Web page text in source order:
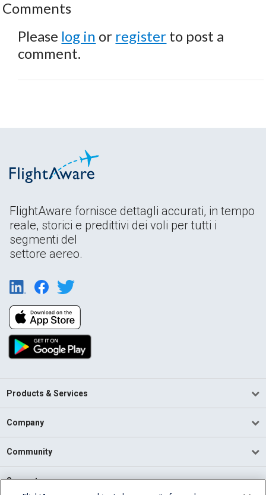
Comments
Please log in or register to post a
comment.
FlightAware fornisce dettagli accurati, in tempo
reale, storici e predittivi dei voli per tutti i
segmenti del
settore aereo.
Products & Services
Company
Community
Support